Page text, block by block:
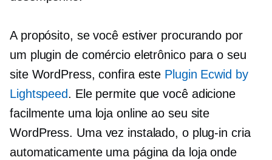
A propósito, se você estiver procurando por
um plugin de comércio eletrônico para o seu
site WordPress, confira este Plugin Ecwid by
Lightspeed. Ele permite que você adicione
facilmente uma loja online ao seu site
WordPress. Uma vez instalado, o plug-in cria
automaticamente uma página da loja onde